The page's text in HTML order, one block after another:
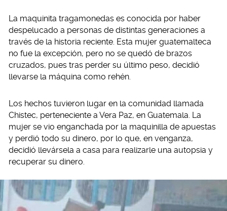
La maquinita tragamonedas es conocida por haber
despelucado a personas de distintas generaciones a
través de la historia reciente. Esta mujer guatemalteca
no fue la excepción, pero no se quedó de brazos
cruzados, pues tras perder su último peso, decidió
llevarse la máquina como rehén.
Los hechos tuvieron lugar en la comunidad llamada
Chistec, perteneciente a Vera Paz, en Guatemala. La
mujer se vio enganchada por la maquinilla de apuestas
y perdió todo su dinero, por lo que, en venganza,
decidió llevársela a casa para realizarle una autopsia y
recuperar su dinero.